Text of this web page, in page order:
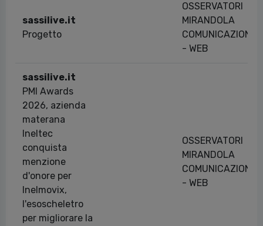
sassilive.it
Progetto
OSSERVATORI
MIRANDOLA
COMUNICAZIONE
- WEB
sassilive.it
PMI Awards
2026, azienda
materana
Ineltec
conquista
menzione
d'onore per
Inelmovix,
l'esoscheletro
per migliorare la
OSSERVATORI
MIRANDOLA
COMUNICAZIONE
- WEB